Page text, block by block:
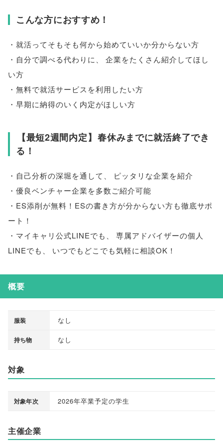
こんな方におすすめ！
・就活ってそもそも何から始めていいか分からない方
・自分で調べる代わりに、
企業をたくさん紹介してほし
い方
・無料で就活サービスを利用したい方
・早期に納得のいく内定がほしい方
【最短2週間内定】 春休みまでに就活終了でき
る！
・自己分析の深堀を通して 、
ピッタリな企業を紹介
・優良ベンチャー企業を多数ご紹介可能
・ES添削が無料！ESの書き方が分からない方も徹底サポ
ート！
・マイキャリ公式LINEでも 、
専属アドバイザーの個人
LINEでも 、 いつでもどこでも気軽に相談OK！
概要
服装 なし
持ち物 なし
対象
対象年次 2026年卒業予定の学生
主催企業